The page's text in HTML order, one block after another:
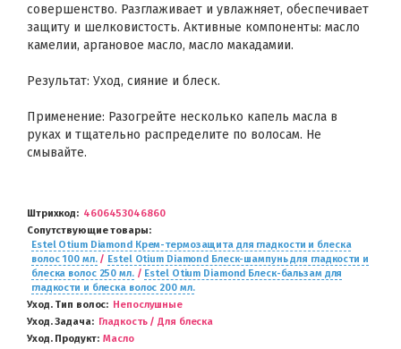
совершенство. Разглаживает и увлажняет, обеспечивает
защиту и шелковистость. Активные компоненты: масло
камелии, аргановое масло, масло макадамии.
Результат: Уход, сияние и блеск.
Применение: Разогрейте несколько капель масла в
руках и тщательно распределите по волосам. Не
смывайте.
Штрихкод
4606453046860
Сопутствующие товары
Estel Otium Diamond Крем-термозащита для гладкости и блеска
волос 100 мл./ Estel Otium Diamond Блеск-шампунь для гладкости и
блеска волос 250 мл./ Estel Otium Diamond Блеск-бальзам для
гладкости и блеска волос 200 мл.
Уход. Тип волос
Непослушные
Уход. Задача
Гладкость / Для блеска
Уход. Продукт
Масло